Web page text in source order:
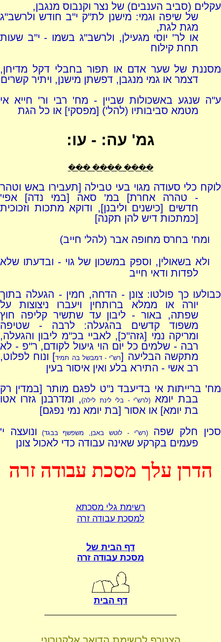
עקלים (סביב הענבים) של נצר וקנבוס מנגבן,
של שיפה וגמי: מישנן לת"ק י"ב חודש ולרשב"ג
מגת לגת,
או לר' יוסי מגעילן, ולרשב"ג בשמו - י"ב שעות
תחת קילוח
מסננת של שער אדם או תפור בחבלי דקל מדיחן,
דצמר או גמי מנגבן, דפשתן מישנן, ויתיר קשרים
ע"ה שנגע באשכולות שביין - מח' רבי ור' חייא אי
מטמא סביבותיו (להל') [מפסקי] או כל הגת
גמ' עה: - עו:
���� ���� ���
לוקח כלי סעודה מגוי בעי טבילה [תעבירו באש וטהר
- טהרה אחרת] במ' סאה [במי נדה] אפי'
חדשים [כישנים וליבנן], ודוקא מתכות וזכוכית
[כמתכות דיש להן תקנה]
ומח' בחרס מחופה אבר (להל' חייב)
ולא בשאולין, וספק במשכון של גוי - ובדעתו שלא
לפדות ודאי חייב
כבולעו כך פולטו: צונן - הדחה, חמין - הגעלה בתוך
יורה או ממלא ברותחין ויעברו ניצוצות על
שפתה, באור - ליבון עד שתשיר קליפה חוץ
משפוד קדשים בהגעלה: לרבה - שטיפה
ומריקה נמי [גזה"כ], לאביי בכ"מ ליבון והגעלה,
רבה - שלמים כל יום הוי גיעול לקודם, ר"פ - לא
מתקשה הבליעה [רש"י - דמבשל בה תמיד] ונוח לפלוט,
רב אשי - התירא בלע ואין איסור בעין
מח' ברייתות אי בדיעבד נ"ט לפגם מותר [במדין רק
בבת יומא (לרש"י - בלי לינת לילה), ומדרבנן גזרו אטו
בת יומא] או אסור [בת יומא נמי נפגם]
סכין חלק שפה(רש"י - לוטש באבן, משפשף בבגד) ונועצה י'
פעמים בקרקע שאינה עבודה כדי לאכול צונן
הדרן עלך מסכת עבודה זרה
רשימת גלי מסכתא
למסכת עבודה זרה
דף הבית של
מסכת עבודה זרה
דף הבית